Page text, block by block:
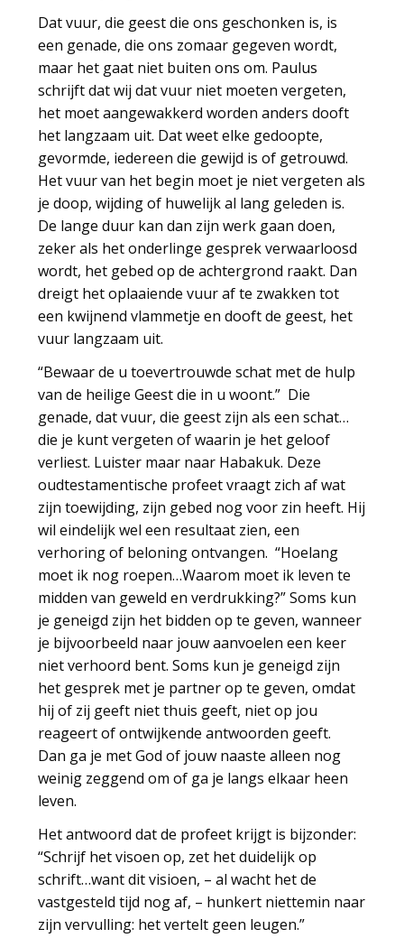
Dat vuur, die geest die ons geschonken is, is
een genade, die ons zomaar gegeven wordt,
maar het gaat niet buiten ons om. Paulus
schrijft dat wij dat vuur niet moeten vergeten,
het moet aangewakkerd worden anders dooft
het langzaam uit. Dat weet elke gedoopte,
gevormde, iedereen die gewijd is of getrouwd.
Het vuur van het begin moet je niet vergeten als
je doop, wijding of huwelijk al lang geleden is.
De lange duur kan dan zijn werk gaan doen,
zeker als het onderlinge gesprek verwaarloosd
wordt, het gebed op de achtergrond raakt. Dan
dreigt het oplaaiende vuur af te zwakken tot
een kwijnend vlammetje en dooft de geest, het
vuur langzaam uit.
“Bewaar de u toevertrouwde schat met de hulp
van de heilige Geest die in u woont.” Die
genade, dat vuur, die geest zijn als een schat…
die je kunt vergeten of waarin je het geloof
verliest. Luister maar naar Habakuk. Deze
oudtestamentische profeet vraagt zich af wat
zijn toewijding, zijn gebed nog voor zin heeft. Hij
wil eindelijk wel een resultaat zien, een
verhoring of beloning ontvangen. “Hoelang
moet ik nog roepen…Waarom moet ik leven te
midden van geweld en verdrukking?” Soms kun
je geneigd zijn het bidden op te geven, wanneer
je bijvoorbeeld naar jouw aanvoelen een keer
niet verhoord bent. Soms kun je geneigd zijn
het gesprek met je partner op te geven, omdat
hij of zij geeft niet thuis geeft, niet op jou
reageert of ontwijkende antwoorden geeft.
Dan ga je met God of jouw naaste alleen nog
weinig zeggend om of ga je langs elkaar heen
leven.
Het antwoord dat de profeet krijgt is bijzonder:
“Schrijf het visoen op, zet het duidelijk op
schrift…want dit visioen, – al wacht het de
vastgesteld tijd nog af, – hunkert niettemin naar
zijn vervulling: het vertelt geen leugen.”